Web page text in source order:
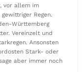
vor allem im
Regen.
Württemberg
Vereinzelt und
Ansonsten
Stark- oder
aber immer noch